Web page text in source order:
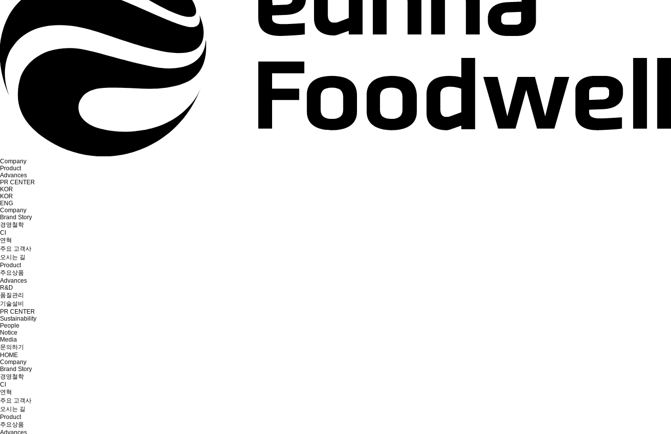
Company
Product
Advances
PR CENTER
KOR
KOR
ENG
Company
Brand Story
경영철학
CI
연혁
주요 고객사
오시는 길
Product
주요상품
Advances
R&D
품질관리
기술설비
PR CENTER
Sustainability
People
Notice
Media
문의하기
HOME
Company
Brand Story
경영철학
CI
연혁
주요 고객사
오시는 길
Product
주요상품
Advances